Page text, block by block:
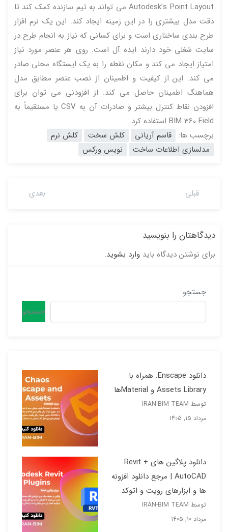
Autodesk’s Point Layout می تواند به تیم سازنده کمک کند تا
دقت مدل بیشتری را در این زمینه ایجاد کند. این یک نرم افزار
طرح بندی ساختاری است و برای کسانی که نیاز به انجام طرح در
سایت شغلی خود دارند ایده آل است. روی هر عنصر مورد نیاز
امتیاز ایجاد می کند و مکان نقطه را به یک ایستگاه محلی صادر
می کند. این از کیفیت و اطمینان از نصب عنصر مطابق مدل
هماهنگ اطمینان حاصل می کند. از افزودنی می توان برای
افزودن نقاط کنترل بیشتر و صادرات آن به CSV یا مستقیماً به
BIM 360 Field استفاده کرد.
برچسب ها: قاسم آریانی کلش سخت
کلش نرم
مدلسازی اطلاعات ساخت
نویس ورکس
قبلی بعدی
دیدگاهتان را بنویسید
برای نوشتن دیدگاه باید وارد بشوید.
جستجو
جستجو
دانلود Enscape: همراه با
Assets Library و Materialها
توسط IRAN-BIM TEAM
مرداد 15, 1405
دانلود پلاگین های Revit +
AutoCAD | مرجع دانلود افزونه
ها و ابزارهای رویت و اتوکد
توسط IRAN-BIM TEAM
مرداد 10, 1405